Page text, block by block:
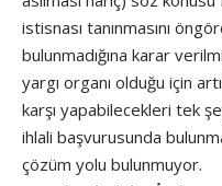
istisnası tanınmasını
bulunmadığına karar
yargı organı olduğu için
karşı yapabilecekleri tek
ihlali başvurusunda
çözüm yolu bulunmuyor.